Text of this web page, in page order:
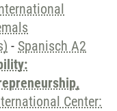
- Spanisch A2
Center: